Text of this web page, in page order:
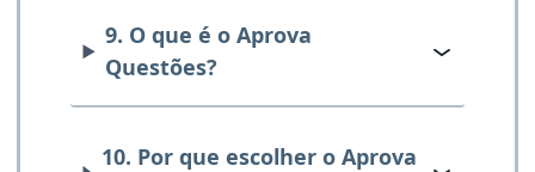
9. O que é o Aprova
Questões?
10. Por que escolher o Aprova